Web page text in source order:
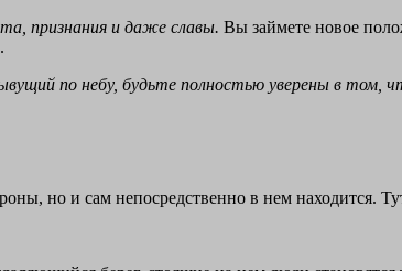
признания и даже славы. Вы займете новое
по небу, будьте полностью уверены в
но и сам непосредственно в нем находится.